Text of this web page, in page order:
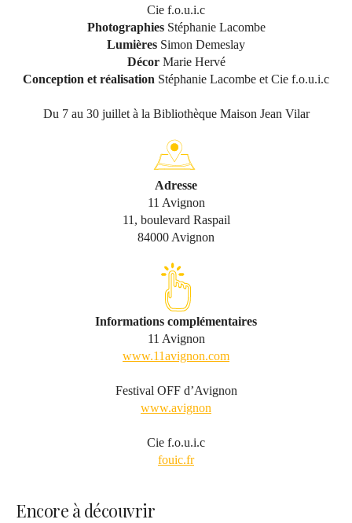
Cie f.o.u.i.c
Photographies Stéphanie Lacombe
Lumières Simon Demeslay
Décor Marie Hervé
Conception et réalisation Stéphanie Lacombe et Cie f.o.u.i.c
Du 7 au 30 juillet à la Bibliothèque Maison Jean Vilar
Adresse
11 Avignon
11, boulevard Raspail
84000 Avignon
Informations complémentaires
11 Avignon
www.11avignon.com
Festival OFF d’Avignon
www.avignon
Cie f.o.u.i.c
fouic.fr
Encore à découvrir